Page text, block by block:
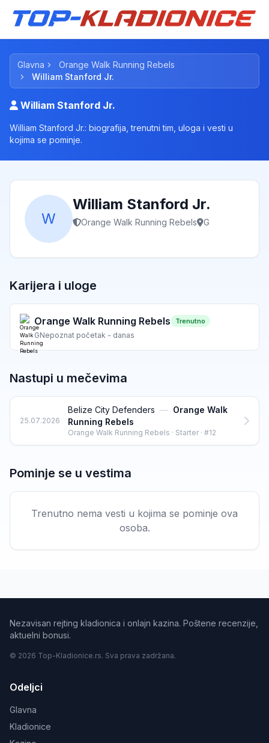
Glavna
Orange Walk Running Rebels
William Stanford Jr.
William Stanford Jr.
William Stanford Jr.: biografija, trenutni tim, uloga i vesti u
kojima se pominje.
W
William Stanford Jr.
Orange Walk Running Rebels G
Karijera i uloge
Orange Walk Running Rebels Trenutno
GNepoznat početak - danas
Nastupi u mečevima
25.07.2026
Belize City Defenders — Orange Walk
Running Rebels
Orange Walk Running Rebels · Starter · #12
Pominje se u vestima
Trenutno nema vesti u kojima se pominje ova
osoba.
Nezavisan rejting kladionica i onlajn kazina. Poštene recenzije,
aktuelni bonusi.
© 2026 Top-Kladionice.rs. Sva prava zadržana.
Odeljci
Glavna
Kladionice